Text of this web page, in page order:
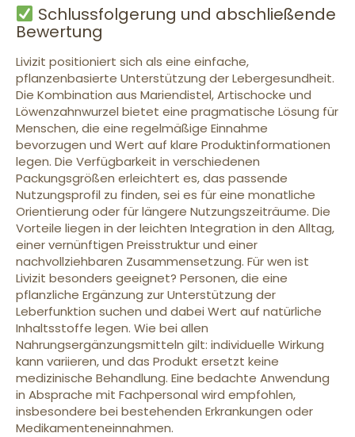
Schlussfolgerung und abschließende
Bewertung
Livizit positioniert sich als eine einfache,
pflanzenbasierte Unterstützung der Lebergesundheit.
Die Kombination aus Mariendistel, Artischocke und
Löwenzahnwurzel bietet eine pragmatische Lösung für
Menschen, die eine regelmäßige Einnahme
bevorzugen und Wert auf klare Produktinformationen
legen. Die Verfügbarkeit in verschiedenen
Packungsgrößen erleichtert es, das passende
Nutzungsprofil zu finden, sei es für eine monatliche
Orientierung oder für längere Nutzungszeiträume. Die
Vorteile liegen in der leichten Integration in den Alltag,
einer vernünftigen Preisstruktur und einer
nachvollziehbaren Zusammensetzung. Für wen ist
Livizit besonders geeignet? Personen, die eine
pflanzliche Ergänzung zur Unterstützung der
Leberfunktion suchen und dabei Wert auf natürliche
Inhaltsstoffe legen. Wie bei allen
Nahrungsergänzungsmitteln gilt: individuelle Wirkung
kann variieren, und das Produkt ersetzt keine
medizinische Behandlung. Eine bedachte Anwendung
in Absprache mit Fachpersonal wird empfohlen,
insbesondere bei bestehenden Erkrankungen oder
Medikamenteneinnahmen.